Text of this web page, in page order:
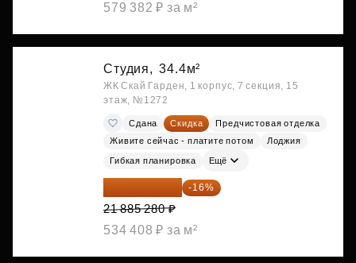
579 382 ₽ за м²
Студия, 34.4м²
ЖК Скай Гарден, 1 корпус, 7 секция, 15
этаж, №1272
Сдана Скидка
Предчистовая отделка
Живите сейчас - платите потом
Лоджия
Гибкая планировка Ещё
18 383 635 ₽ -16%
21 885 280 ₽
534 408 ₽ за м²